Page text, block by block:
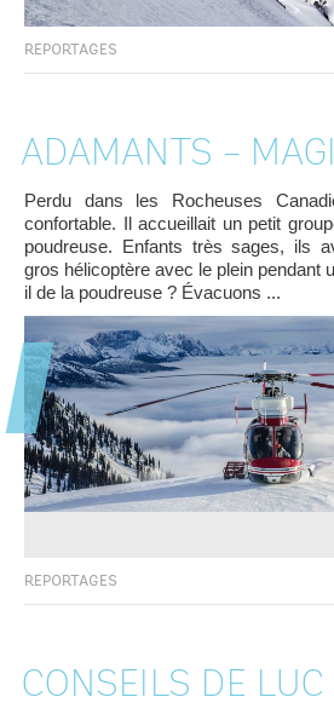
REPORTAGES
ADAMANTS –
Perdu dans les Rocheuses
confortable. Il accueillait un petit
poudreuse. Enfants très sages, ils
gros hélicoptère avec le plein pendant
il de la poudreuse ? Évacuons ...
REPORTAGES
CONSEILS DE